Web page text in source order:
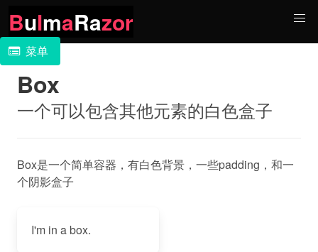
BulmaRazor
菜单
Box
一个可以包含其他元素的白色盒子
Box是一个简单容器，有白色背景，一些padding，和一
个阴影盒子
I'm in a box.